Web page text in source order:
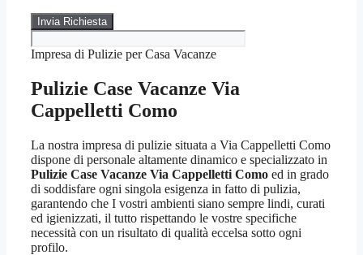
Impresa di Pulizie per Casa Vacanze
Pulizie Case Vacanze Via
Cappelletti Como
La nostra impresa di pulizie situata a Via Cappelletti Como
dispone di personale altamente dinamico e specializzato in
Pulizie Case Vacanze Via Cappelletti Como ed in grado
di soddisfare ogni singola esigenza in fatto di pulizia,
garantendo che I vostri ambienti siano sempre lindi, curati
ed igienizzati, il tutto rispettando le vostre specifiche
necessità con un risultato di qualità eccelsa sotto ogni
profilo.